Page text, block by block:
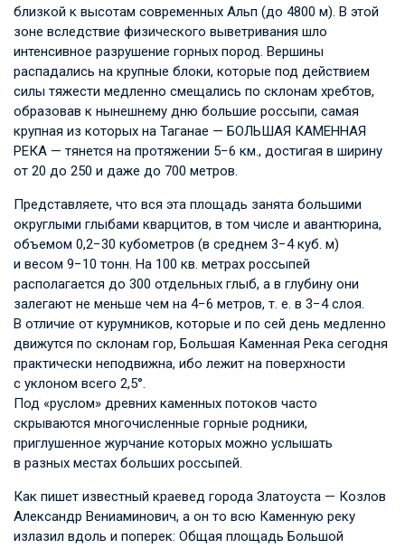
близкой к высотам современных Альп (до 4800 м). В этой
зоне вследствие физического выветривания шло
интенсивное разрушение горных пород. Вершины
распадались на крупные блоки, которые под действием
силы тяжести медленно смещались по склонам хребтов,
образовав к нынешнему дню большие россыпи, самая
крупная из которых на Таганае — БОЛЬШАЯ КАМЕННАЯ
РЕКА — тянется на протяжении 5−6 км., достигая в ширину
от 20 до 250 и даже до 700 метров.
Представляете, что вся эта площадь занята большими
округлыми глыбами кварцитов, в том числе и авантюрина,
объемом 0,2−30 кубометров (в среднем 3−4 куб. м)
и весом 9−10 тонн. На 100 кв. метрах россыпей
располагается до 300 отдельных глыб, а в глубину они
залегают не меньше чем на 4−6 метров, т. е. в 3−4 слоя.
В отличие от курумников, которые и по сей день медленно
движутся по склонам гор, Большая Каменная Река сегодня
практически неподвижна, ибо лежит на поверхности
с уклоном всего 2,5°.
Под «руслом» древних каменных потоков часто
скрываются многочисленные горные родники,
приглушенное журчание которых можно услышать
в разных местах больших россыпей.
Как пишет известный краевед города Златоуста — Козлов
Александр Вениаминович, а он то всю Каменную реку
излазил вдоль и поперек: Общая площадь Большой